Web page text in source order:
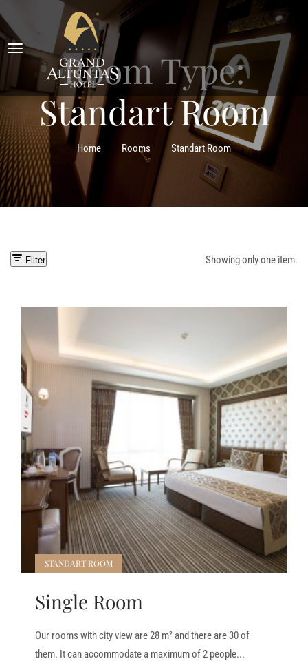
Room Type:
Standart Room
Home Rooms Standart Room
Filter Showing only one item.
Single Room
STANDART ROOM
Our rooms with city view are 28 m² and there are 30 of
them. It can accommodate a maximum of 2 people...